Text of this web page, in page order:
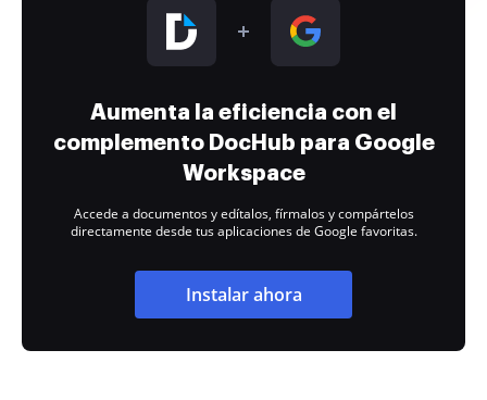
Aumenta la eficiencia con el
complemento DocHub para Google
Workspace
Accede a documentos y edítalos, fírmalos y compártelos
directamente desde tus aplicaciones de Google favoritas.
Instalar ahora